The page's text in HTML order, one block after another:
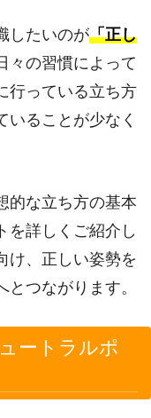
したいのが「正し
々の習慣によって
行っている立ち方
いることが少なく
的な立ち方の基本
を詳しくご紹介し
け、正しい姿勢を
つながります。
ートラルポ